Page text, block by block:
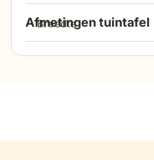
breedte
zithoogte
Afmetingen tuintafel
hoogte